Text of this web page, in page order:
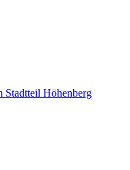
Stadtteil Höhenberg